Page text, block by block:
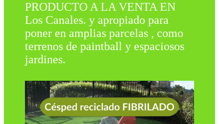
PRODUCTO A LA VENTA EN
Los Canales. y apropiado para
poner en amplias parcelas , como
terrenos de paintball y espaciosos
jardines.